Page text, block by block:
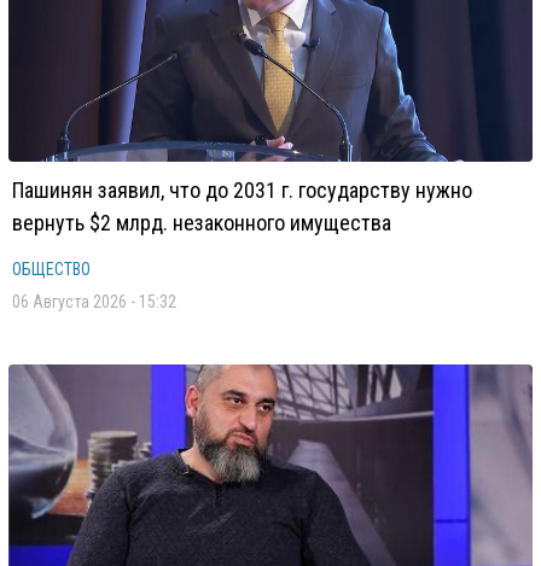
Пашинян заявил, что до 2031 г. государству нужно
вернуть $2 млрд. незаконного имущества
ОБЩЕСТВО
06 Августа 2026 - 15:32